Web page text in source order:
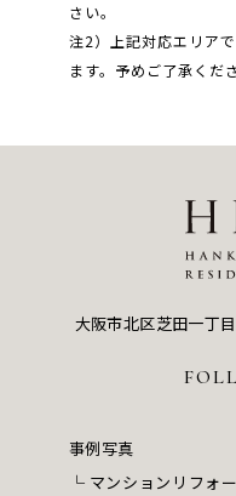
さい。
注2）上記対応エリア
ます。予めご了承くださ
大阪市北区芝田一丁
事例写真
マンションリフォ